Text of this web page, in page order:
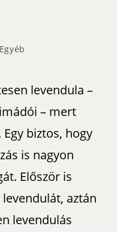
Egyéb
levendula –
– mert
biztos, hogy
is nagyon
Először is
aztán
levendulás